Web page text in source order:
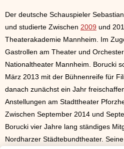
Der deutsche Schauspieler
und studierte Zwischen 2009 und
Theaterakademie Mannheim. Im
Gastrollen am Theater und
Nationaltheater Mannheim. Borucki
März 2013 mit der Bühnenreife für
danach zunächst ein Jahr
Anstellungen am Stadttheater
Zwischen September 2014 und
Borucki vier Jahre lang ständiges
Nordharzer Städtebundtheater.